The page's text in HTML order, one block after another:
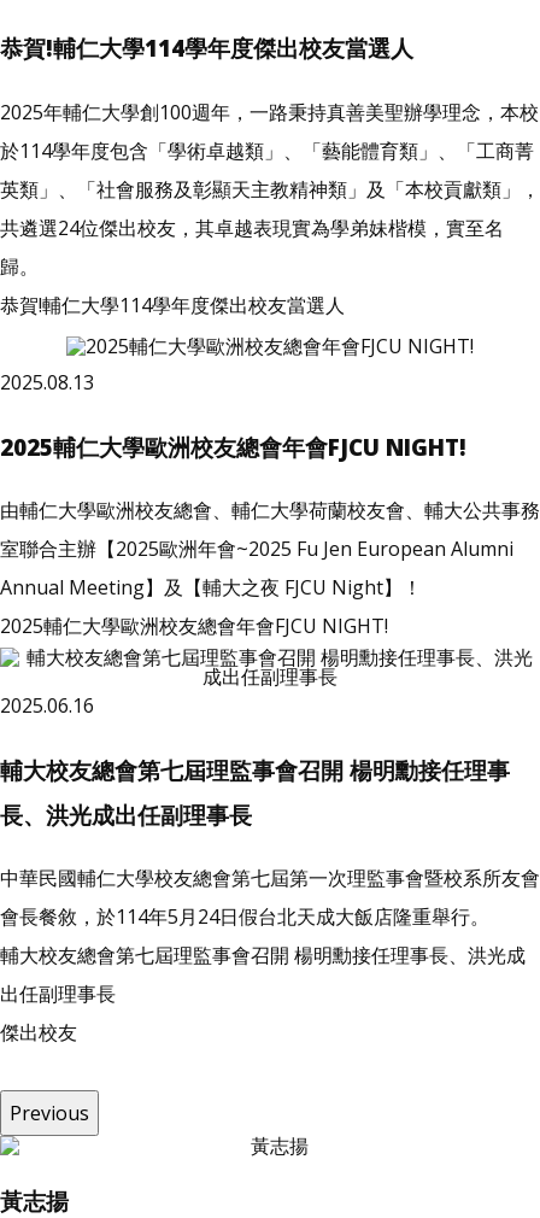
恭賀!輔仁大學114學年度傑出校友當選人
2025年輔仁大學創100週年，一路秉持真善美聖辦學理念，本校
於114學年度包含「學術卓越類」、「藝能體育類」、「工商菁
英類」、「社會服務及彰顯天主教精神類」及「本校貢獻類」，
共遴選24位傑出校友，其卓越表現實為學弟妹楷模，實至名
歸。
恭賀!輔仁大學114學年度傑出校友當選人
2025.08.13
2025輔仁大學歐洲校友總會年會FJCU NIGHT!
由輔仁大學歐洲校友總會、輔仁大學荷蘭校友會、輔大公共事務
室聯合主辦【2025歐洲年會~2025 Fu Jen European Alumni
Annual Meeting】及【輔大之夜 FJCU Night】！
2025輔仁大學歐洲校友總會年會FJCU NIGHT!
2025.06.16
輔大校友總會第七屆理監事會召開 楊明勳接任理事
長、洪光成出任副理事長
中華民國輔仁大學校友總會第七屆第一次理監事會暨校系所友會
會長餐敘，於114年5月24日假台北天成大飯店隆重舉行。
輔大校友總會第七屆理監事會召開 楊明勳接任理事長、洪光成
出任副理事長
傑出校友
Previous
黃志揚